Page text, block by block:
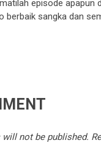
episode apapun
berbaik sangka dan
will not be published.